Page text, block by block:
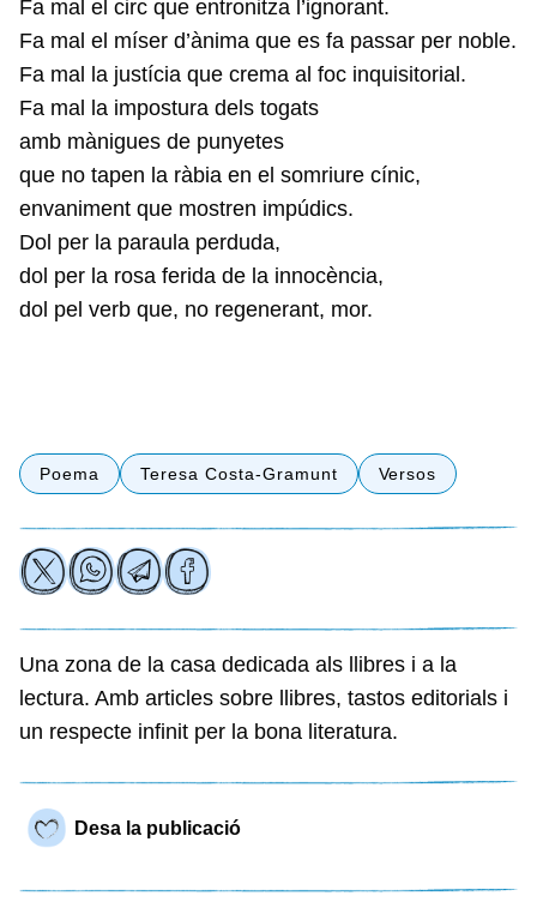
Fa mal el circ que entronitza l’ignorant.
Fa mal el míser d’ànima que es fa passar per noble.
Fa mal la justícia que crema al foc inquisitorial.
Fa mal la impostura dels togats
amb mànigues de punyetes
que no tapen la ràbia en el somriure cínic,
envaniment que mostren impúdics.
Dol per la paraula perduda,
dol per la rosa ferida de la innocència,
dol pel verb que, no regenerant, mor.
Poema Teresa Costa-Gramunt Versos
Una zona de la casa dedicada als llibres i a la
lectura. Amb articles sobre llibres, tastos editorials i
un respecte infinit per la bona literatura.
Desa la publicació